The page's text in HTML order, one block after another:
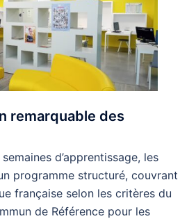
remarquable des
d’apprentissage, les
programme structuré, couvrant
française selon les critères du
de Référence pour les